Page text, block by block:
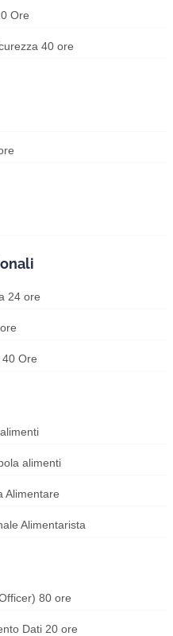
Ore
40 ore
24 ore
Ore
alimenti
Alimentare
Alimentarista
80 ore
Dati 20 ore